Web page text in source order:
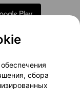
маркетинг
сбора